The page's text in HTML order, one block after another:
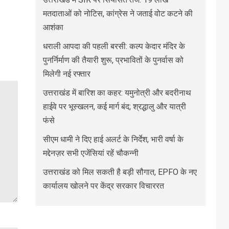
मतदाताओं को नोटिस, कांग्रेस ने जताई वोट कटने की
आशंका
धराली आपदा की पहली बरसी: कल्प केदार मंदिर के
पुनर्निर्माण की तैयारी शुरू, प्रभावितों के पुनर्वास को
मिलेगी नई रफ्तार
उत्तराखंड में बारिश का कहर: यमुनोत्री और बदरीनाथ
हाईवे पर भूस्खलन, कई मार्ग बंद; श्रद्धालु और यात्री
फंसे
सीएम धामी ने दिए हाई अलर्ट के निर्देश, भारी वर्षा के
मद्देनज़र सभी एजेंसियां रहें चौकन्नी
उत्तराखंड को मिल सकती है बड़ी सौगात, EPFO के नए
कार्यालय खोलने पर केंद्र सरकार विचाररत